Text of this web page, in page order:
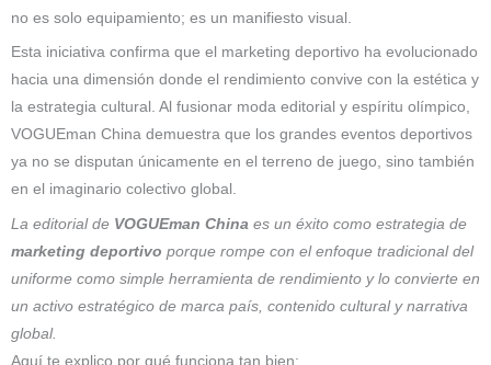
no es solo equipamiento; es un manifiesto visual.
Esta iniciativa confirma que el marketing deportivo ha evolucionado
hacia una dimensión donde el rendimiento convive con la estética y
la estrategia cultural. Al fusionar moda editorial y espíritu olímpico,
VOGUEman China demuestra que los grandes eventos deportivos
ya no se disputan únicamente en el terreno de juego, sino también
en el imaginario colectivo global.
La editorial de VOGUEman China es un éxito como estrategia de
marketing deportivo porque rompe con el enfoque tradicional del
uniforme como simple herramienta de rendimiento y lo convierte en
un activo estratégico de marca país, contenido cultural y narrativa
global.
Aquí te explico por qué funciona tan bien: